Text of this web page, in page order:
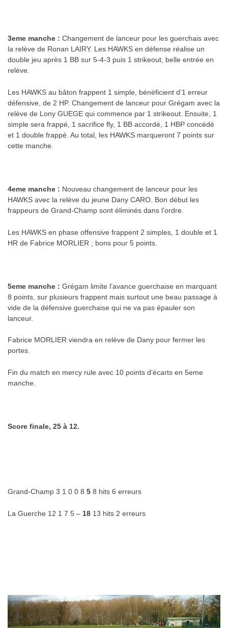
3eme manche : Changement de lanceur pour les guerchais avec
la relève de Ronan LAIRY. Les HAWKS en défense réalise un
double jeu après 1 BB sur 5-4-3 puis 1 strikeout, belle entrée en
relève.
Les HAWKS au bâton frappent 1 simple, bénéficient d’1 erreur
défensive, de 2 HP. Changement de lanceur pour Grégam avec la
relève de Lony GUEGE qui commence par 1 strikeout. Ensuite, 1
simple sera frappé, 1 sacrifice fly, 1 BB accordé, 1 HBP concédé
et 1 double frappé. Au total, les HAWKS marqueront 7 points sur
cette manche.
4eme manche : Nouveau changement de lanceur pour les
HAWKS avec la relève du jeune Dany CARO. Bon début les
frappeurs de Grand-Champ sont éliminés dans l’ordre.
Les HAWKS en phase offensive frappent 2 simples, 1 double et 1
HR de Fabrice MORLIER ; bons pour 5 points.
5eme manche : Grégam limite l’avance guerchaise en marquant
8 points, sur plusieurs frappent mais surtout une beau passage à
vide de la défensive guerchaise qui ne va pas épauler son
lanceur.
Fabrice MORLIER viendra en relève de Dany pour fermer les
portes.
Fin du match en mercy rule avec 10 points d’écarts en 5eme
manche.
Score finale, 25 à 12.
Grand-Champ 3 1 0 0 8 5 8 hits 6 erreurs
La Guerche 12 1 7 5 – 18 13 hits 2 erreurs